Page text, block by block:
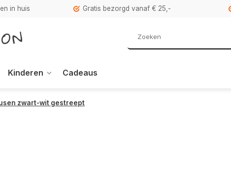
in huis Gratis bezorgd vanaf € 25,-
Kinderen Cadeaus
zwart-wit gestreept